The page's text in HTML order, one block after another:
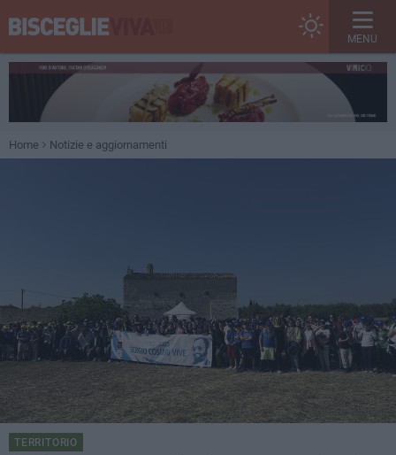
MENU
Home Notizie e aggiornamenti
TERRITORIO